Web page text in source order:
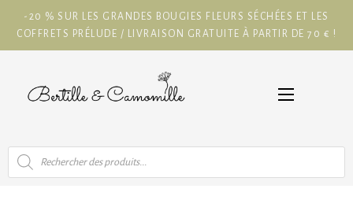
-20 % SUR LES GRANDES BOUGIES FLEURS SÉCHÉES ET LES
COFFRETS PRÉLUDE / LIVRAISON GRATUITE À PARTIR DE 70 € !
Recherche
de
produits